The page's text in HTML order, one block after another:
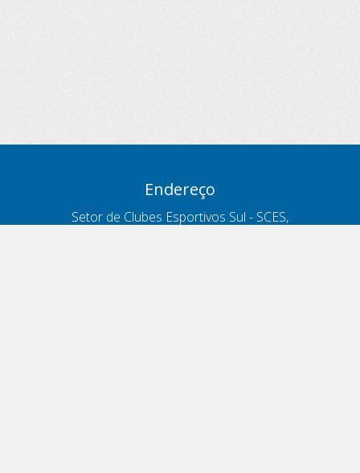
Endereço
Setor de Clubes Esportivos Sul - SCES,